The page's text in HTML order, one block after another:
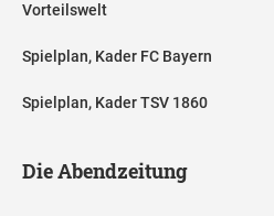
Vorteilswelt
Spielplan, Kader FC Bayern
Spielplan, Kader TSV 1860
Die Abendzeitung